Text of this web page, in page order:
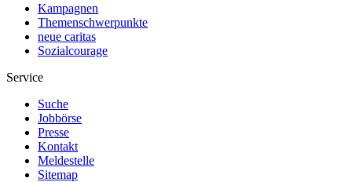
Kampagnen
Themenschwerpunkte
neue caritas
Sozialcourage
Service
Suche
Jobbörse
Presse
Kontakt
Meldestelle
Sitemap